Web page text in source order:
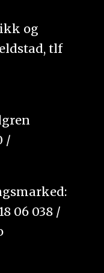
og
tlf
/
06 038 /